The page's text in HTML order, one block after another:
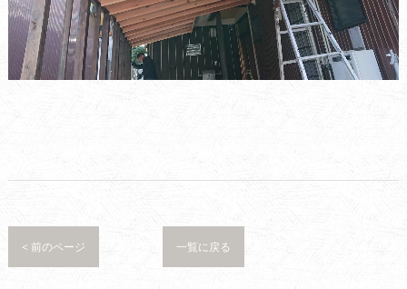
< 前のページ 一覧に戻る